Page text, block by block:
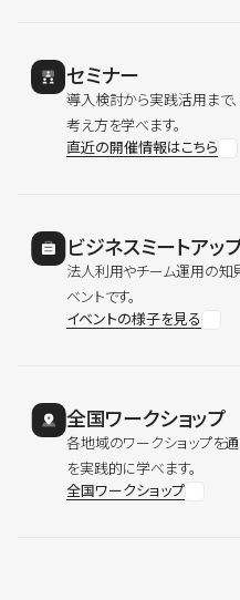
セミナー
導入検討から実践活用まで
考え方を学べます。
直近の開催情報はこちら
ビジネスミートアッ
法人利用やチーム運用の知
ベントです。
イベントの様子を見る
全国ワークショップ
各地域のワークショップを
を実践的に学べます。
全国ワークショップ